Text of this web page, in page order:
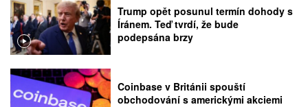
Trump opět posunul termín dohody s
Íránem. Teď tvrdí, že bude
podepsána brzy
Coinbase v Británii spouští
obchodování s americkými akciemi